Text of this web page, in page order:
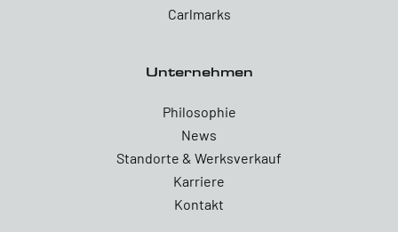
Carlmarks
Unternehmen
Philosophie
News
Standorte & Werksverkauf
Karriere
Kontakt